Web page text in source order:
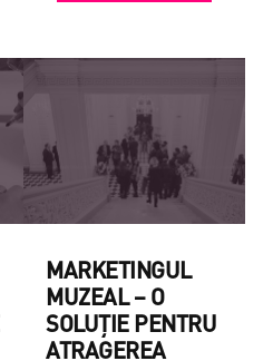
MARKETINGUL
MUZEAL – O
SOLUȚIE PENTRU
ATRAGEREA